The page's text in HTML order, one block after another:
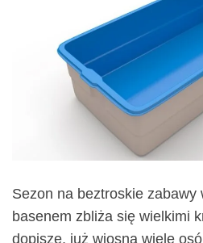
Sezon na beztroskie zabawy
basenem zbliża się wielkimi
dopisze, już wiosną wiele